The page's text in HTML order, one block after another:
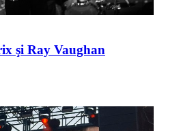
şi Ray Vaughan